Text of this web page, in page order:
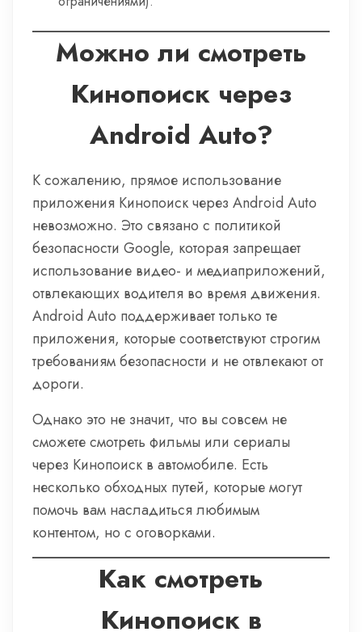
Можно ли смотреть
Кинопоиск через
Android Auto?
К сожалению, прямое использование
приложения Кинопоиск через Android Auto
невозможно. Это связано с политикой
безопасности Google, которая запрещает
использование видео- и медиаприложений,
отвлекающих водителя во время движения.
Android Auto поддерживает только те
приложения, которые соответствуют строгим
требованиям безопасности и не отвлекают от
дороги.
Однако это не значит, что вы совсем не
сможете смотреть фильмы или сериалы
через Кинопоиск в автомобиле. Есть
несколько обходных путей, которые могут
помочь вам насладиться любимым
контентом, но с оговорками.
Как смотреть
Кинопоиск в